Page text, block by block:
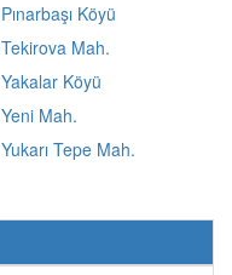
Pınarbaşı Köyü
Tekirova Mah.
Yakalar Köyü
Yeni Mah.
Yukarı Tepe Mah.